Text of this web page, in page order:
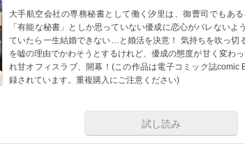
大手航空会社の専務秘書として働く汐里は、御曹司でもあ
「有能な秘書」としか思っていない優成に恋心がバレない
ていたら一生結婚できない…と婚活を決意！ 気持ちを吹っ切
を嘘の理由でかわそうとするけれど、優成の態度が甘く変わ
れ甘オフィスラブ、開幕！(この作品は電子コミック誌comic
録されています。重複購入にご注意ください)
試し読み